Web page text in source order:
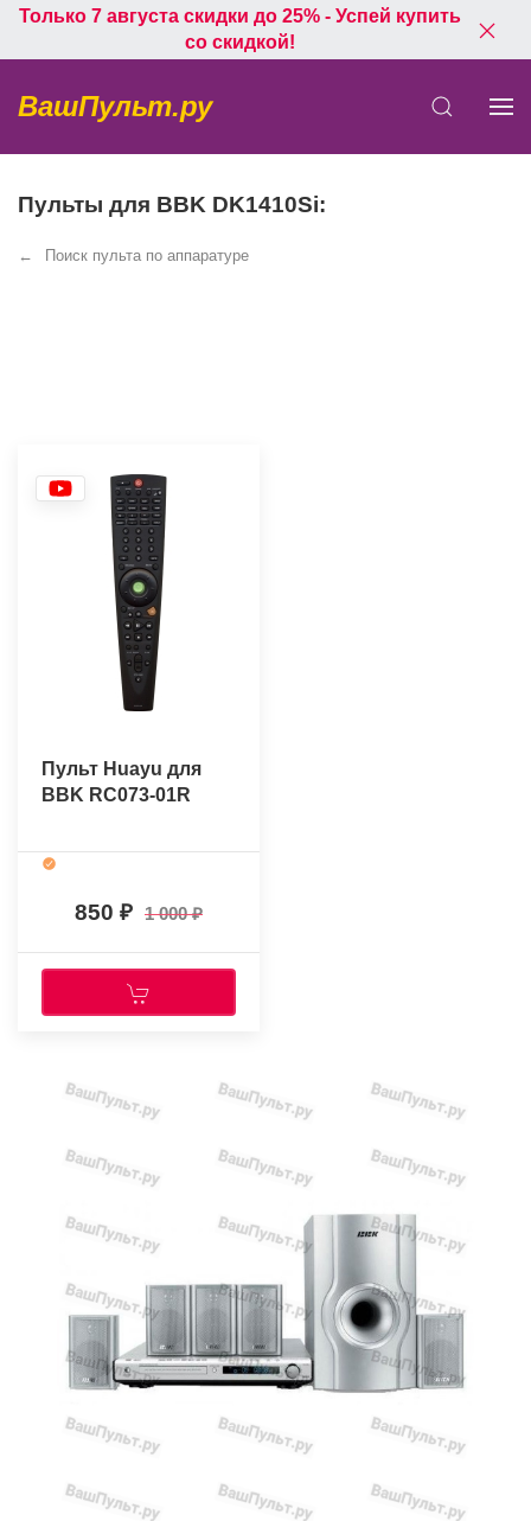
Только 7 августа скидки до 25% - Успей купить
со скидкой!
ВашПульт.ру
Пульты для BBK DK1410Si:
Поиск пульта по аппаратуре
Пульт Huayu для
BBK RC073-01R
850 1 000